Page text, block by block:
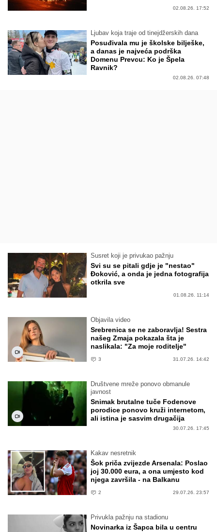
02.08.26. 17:52
Ljubav koja traje od tinejdžerskih dana
Posuđivala mu je školske bilješke,
a danas je najveća podrška
Domenu Prevcu: Ko je Špela
Ravnik?
02.08.26. 07:48
Susret koji je privukao pažnju
Svi su se pitali gdje je "nestao"
Đoković, a onda je jedna fotografija
otkrila sve
01.08.26. 11:14
Objavila video
Srebrenica se ne zaboravlja! Sestra
našeg Zmaja pokazala šta je
naslikala: "Za moje roditelje"
3 31.07.26. 14:42
Društvene mreže ponovo obmanule
javnost
Snimak brutalne tuče Fodenove
porodice ponovo kruži internetom,
ali istina je sasvim drugačija
30.07.26. 17:45
Kakav nesretnik
Šok priča zvijezde Arsenala: Poslao
joj 30.000 eura, a ona umjesto kod
njega završila - na Balkanu
2 29.07.26. 23:57
Privukla pažnju na stadionu
Novinarka iz Šapca bila u centru